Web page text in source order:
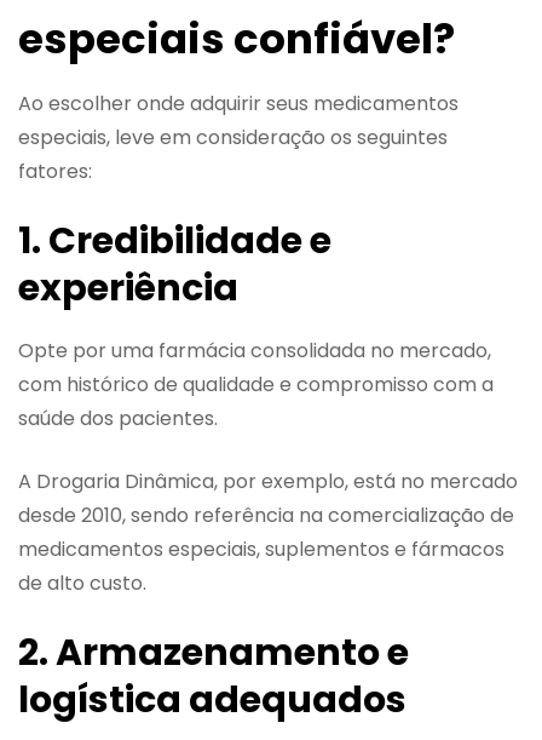
especiais confiável?
Ao escolher onde adquirir seus medicamentos
especiais, leve em consideração os seguintes
fatores:
1. Credibilidade e
experiência
Opte por uma farmácia consolidada no mercado,
com histórico de qualidade e compromisso com a
saúde dos pacientes.
A Drogaria Dinâmica, por exemplo, está no mercado
desde 2010, sendo referência na comercialização de
medicamentos especiais, suplementos e fármacos
de alto custo.
2. Armazenamento e
logística adequados